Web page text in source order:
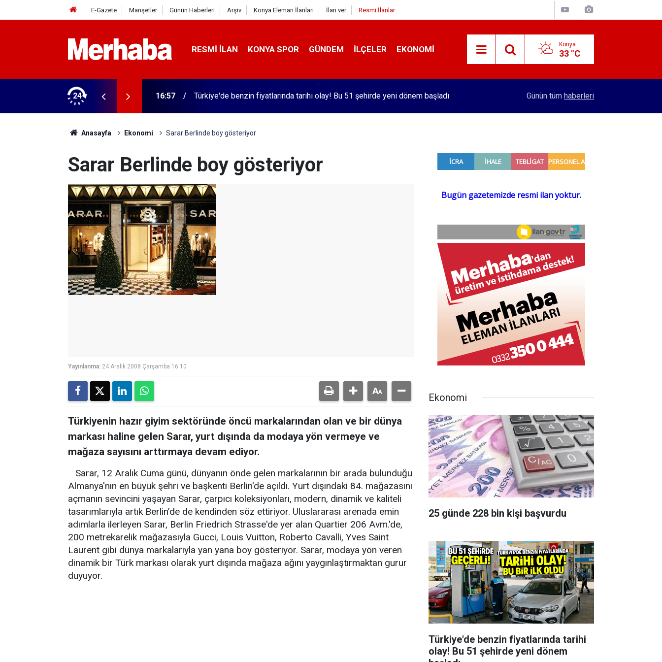
E-Gazete Manşetler Günün Haberleri Arşiv Konya Eleman İlanları İlan ver Resmi İlanlar
RESMI İLAN KONYA SPOR GÜNDEM İLÇELER EKONOMI Konya
33 °C
24 16:57 Türkiye'de benzin fiyatlarında tarihi olay! Bu 51 şehirde yeni dönem başladı Konya'dan 4 şehre hızlı tren hattı yapılacak!
Günün tüm haberleri
Anasayfa Ekonomi Sarar Berlinde boy gösteriyor
Sarar Berlinde boy gösteriyor
Yayınlanma: 24 Aralık 2008 Çarşamba 16:10
Türkiyenin hazır giyim sektöründe öncü markalarından olan ve bir dünya
markası haline gelen Sarar, yurt dışında da modaya yön vermeye ve
mağaza sayısını arttırmaya devam ediyor.
Sarar, 12 Aralık Cuma günü, dünyanın önde gelen markalarının bir arada bulunduğu
Almanya'nın en büyük şehri ve başkenti Berlin'de açıldı. Yurt dışındaki 84. mağazasını
açmanın sevincini yaşayan Sarar, çarpıcı koleksiyonları, modern, dinamik ve kaliteli
tasarımlarıyla artık Berlin’de de kendinden söz ettiriyor. Uluslararası arenada emin
adımlarla ilerleyen Sarar, Berlin Friedrich Strasse'de yer alan Quartier 206 Avm.'de,
200 metrekarelik mağazasıyla Gucci, Louis Vuitton, Roberto Cavalli, Yves Saint
Laurent gibi dünya markalarıyla yan yana boy gösteriyor. Sarar, modaya yön veren
dinamik bir Türk markası olarak yurt dışında mağaza ağını yaygınlaştırmaktan gurur
duyuyor.
Ekonomi
25 günde 228 bin kişi başvurdu
Türkiye'de benzin fiyatlarında tarihi
olay! Bu 51 şehirde yeni dönem